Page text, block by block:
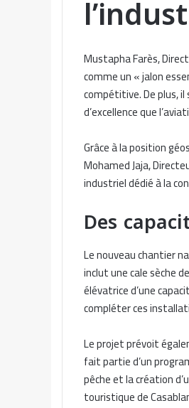
Mustapha Farès,
comme un « jalon
compétitive. De plus,
d’excellence que
Grâce à la position
Mohamed Jaja,
industriel dédié à la
Des
Le nouveau chantier
inclut une cale sèche
élévatrice d’une
compléter ces
Le projet prévoit
fait partie d’un
pêche et la création
touristique de